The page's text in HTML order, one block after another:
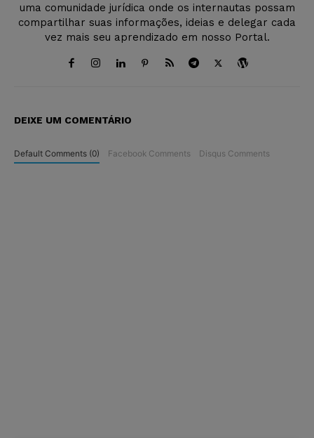
uma comunidade jurídica onde os internautas possam
compartilhar suas informações, ideias e delegar cada
vez mais seu aprendizado em nosso Portal.
DEIXE UM COMENTÁRIO
Default Comments (0) Facebook Comments Disqus Comments